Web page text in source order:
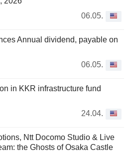
06.05.
Annual dividend, payable on
06.05.
in KKR infrastructure fund
24.04.
Ntt Docomo Studio & Live
the Ghosts of Osaka Castle